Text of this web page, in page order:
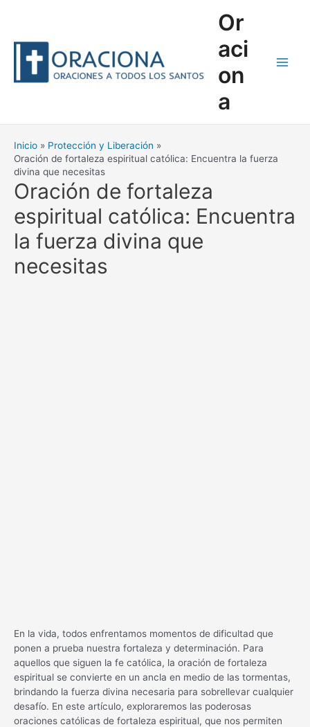
Or
aci
on
a
Inicio
Protección y Liberación
Oración de fortaleza espiritual católica: Encuentra la fuerza
divina que necesitas
Oración de fortaleza
espiritual católica: Encuentra
la fuerza divina que
necesitas
En la vida, todos enfrentamos momentos de dificultad que
ponen a prueba nuestra fortaleza y determinación. Para
aquellos que siguen la fe católica, la oración de fortaleza
espiritual se convierte en un ancla en medio de las tormentas,
brindando la fuerza divina necesaria para sobrellevar cualquier
desafío. En este artículo, exploraremos las poderosas
oraciones católicas de fortaleza espiritual, que nos permiten